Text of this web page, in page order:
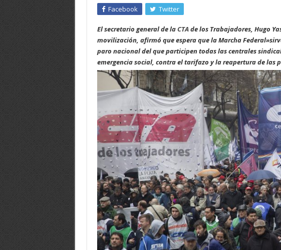
Facebook Twitter
El secretario general de laCTAde los Trabajadores, Hugo
movilización, afirmó que espera que la Marcha
paro nacional del que participen todas las centrales
emergencia social, contra el tarifazo y la reapertura de las